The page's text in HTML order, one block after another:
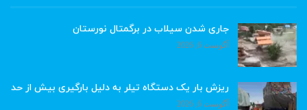
جاری شدن سیلاب در برگمتال نورستان
آگوست 6, 2026
ریزش بار یک دستگاه تیلر به دلیل بارگیری بیش از حد
آگوست 6, 2026